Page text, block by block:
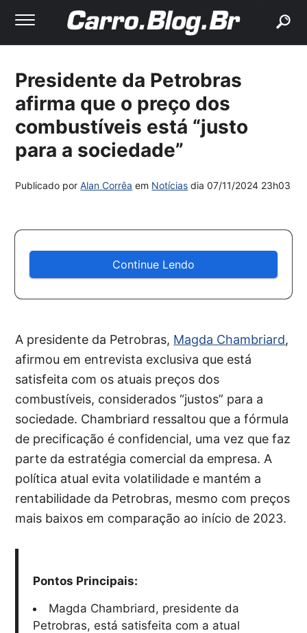
Presidente da Petrobras
afirma que o preço dos
combustíveis está “justo
para a sociedade”
Publicado porAlan Corrêa em Notícias dia07/11/2024 23h03
Continue Lendo
A presidente da Petrobras, Magda Chambriard,
afirmou em entrevista exclusiva que está
satisfeita com os atuais preços dos
combustíveis, considerados “justos” para a
sociedade. Chambriard ressaltou que a fórmula
de precificação é confidencial, uma vez que faz
parte da estratégia comercial da empresa. A
política atual evita volatilidade e mantém a
rentabilidade da Petrobras, mesmo com preços
mais baixos em comparação ao início de 2023.
Pontos Principais:
Magda Chambriard, presidente da
Petrobras, está satisfeita com a atual